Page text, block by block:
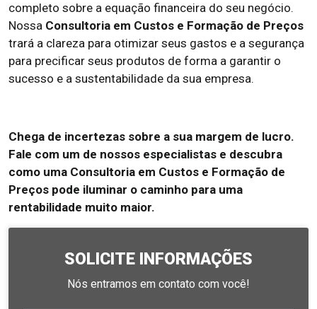
completo sobre a equação financeira do seu negócio.
Nossa Consultoria em Custos e Formação de Preços
trará a clareza para otimizar seus gastos e a segurança
para precificar seus produtos de forma a garantir o
sucesso e a sustentabilidade da sua empresa.
Chega de incertezas sobre a sua margem de lucro.
Fale com um de nossos especialistas e descubra
como uma Consultoria em Custos e Formação de
Preços pode iluminar o caminho para uma
rentabilidade muito maior.
SOLICITE INFORMAÇÕES
Nós entramos em contato com você!